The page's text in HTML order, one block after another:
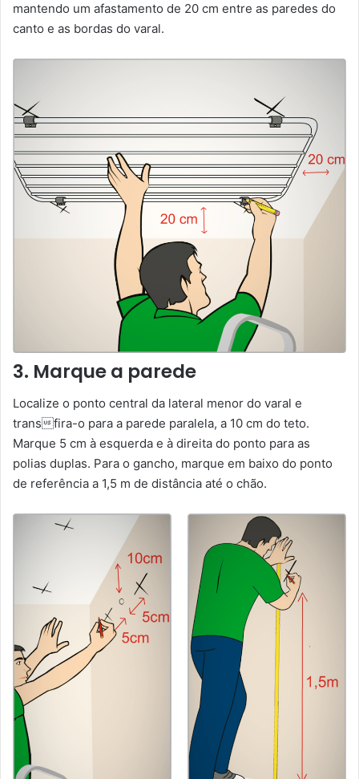
mantendo um afastamento de 20 cm entre as paredes do
canto e as bordas do varal.
3. Marque a parede
Localize o ponto central da lateral menor do varal e
transfira-o para a parede paralela, a 10 cm do teto.
Marque 5 cm à esquerda e à direita do ponto para as
polias duplas. Para o gancho, marque em baixo do ponto
de referência a 1,5 m de distância até o chão.